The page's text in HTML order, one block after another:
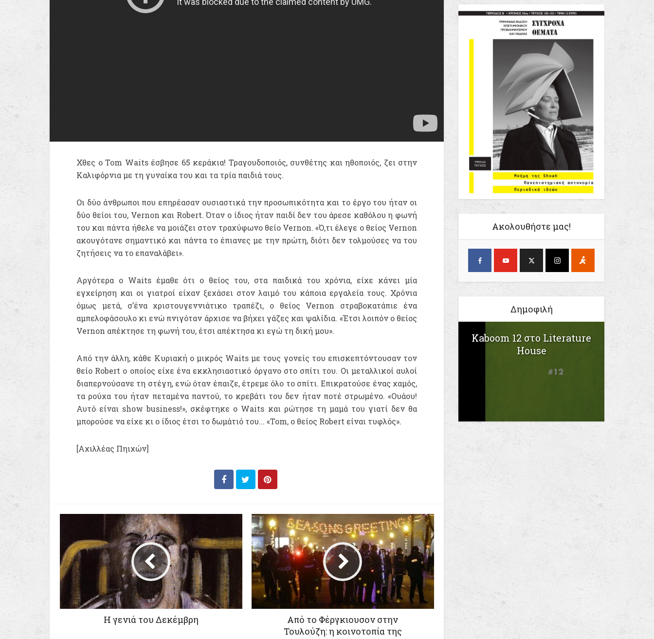
Χθες ο Tom Waits έσβησε 65 κεράκια! Τραγουδοποιός, συνθέτης και ηθοποιός, ζει στην
Καλιφόρνια με τη γυναίκα του και τα τρία παιδιά τους.
Οι δύο άνθρωποι που επηρέασαν ουσιαστικά την προσωπικότητα και το έργο του ήταν οι
δύο θείοι του, Vernon και Robert. Όταν ο ίδιος ήταν παιδί δεν του άρεσε καθόλου η φωνή
του και πάντα ήθελε να μοιάζει στον τραχύφωνο θείο Vernon. «Ό,τι έλεγε ο θείος Vernon
ακουγότανε σημαντικό και πάντα το έπιανες με την πρώτη, διότι δεν τολμούσες να του
ζητήσεις να το επαναλάβει».
Αργότερα ο Waits έμαθε ότι ο θείος του, στα παιδικά του χρόνια, είχε κάνει μία
εγχείρηση και οι γιατροί είχαν ξεχάσει στον λαιμό του κάποια εργαλεία τους. Χρόνια
όμως μετά, σ’ένα χριστουγεννιάτικο τραπέζι, ο θείος Vernon στραβοκατάπιε ένα
αμπελοφάσουλο κι ενώ πνιγόταν άρχισε να βήχει γάζες και ψαλίδια. «Έτσι λοιπόν ο θείος
Vernon απέκτησε τη φωνή του, έτσι απέκτησα κι εγώ τη δική μου».
Από την άλλη, κάθε Κυριακή ο μικρός Waits με τους γονείς του επισκεπτόντουσαν τον
θείο Robert ο οποίος είχε ένα εκκλησιαστικό όργανο στο σπίτι του. Οι μεταλλικοί αυλοί
διαπερνούσανε τη στέγη, ενώ όταν έπαιζε, έτρεμε όλο το σπίτι. Επικρατούσε ένας χαμός,
τα ρούχα του ήταν πεταμένα παντού, το κρεβάτι του δεν ήταν ποτέ στρωμένο. «Ουάου!
Αυτό είναι show business!», σκέφτηκε ο Waits και ρώτησε τη μαμά του γιατί δεν θα
μπορούσε να είχε κι ο ίδιος έτσι το δωμάτιό του... «Tom, ο θείος Robert είναι τυφλός».
[Αχιλλέας Πηιχών]
Η γενιά του Δεκέμβρη
Από το Φέργκιουσον στην
Τουλούζη: η κοινοτοπία της
Ακολουθήστε μας!
Δημοφιλή
Kaboom 12 στο Literature
House